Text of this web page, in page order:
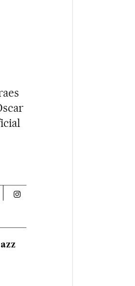
Politica El País Brasil en Instagram